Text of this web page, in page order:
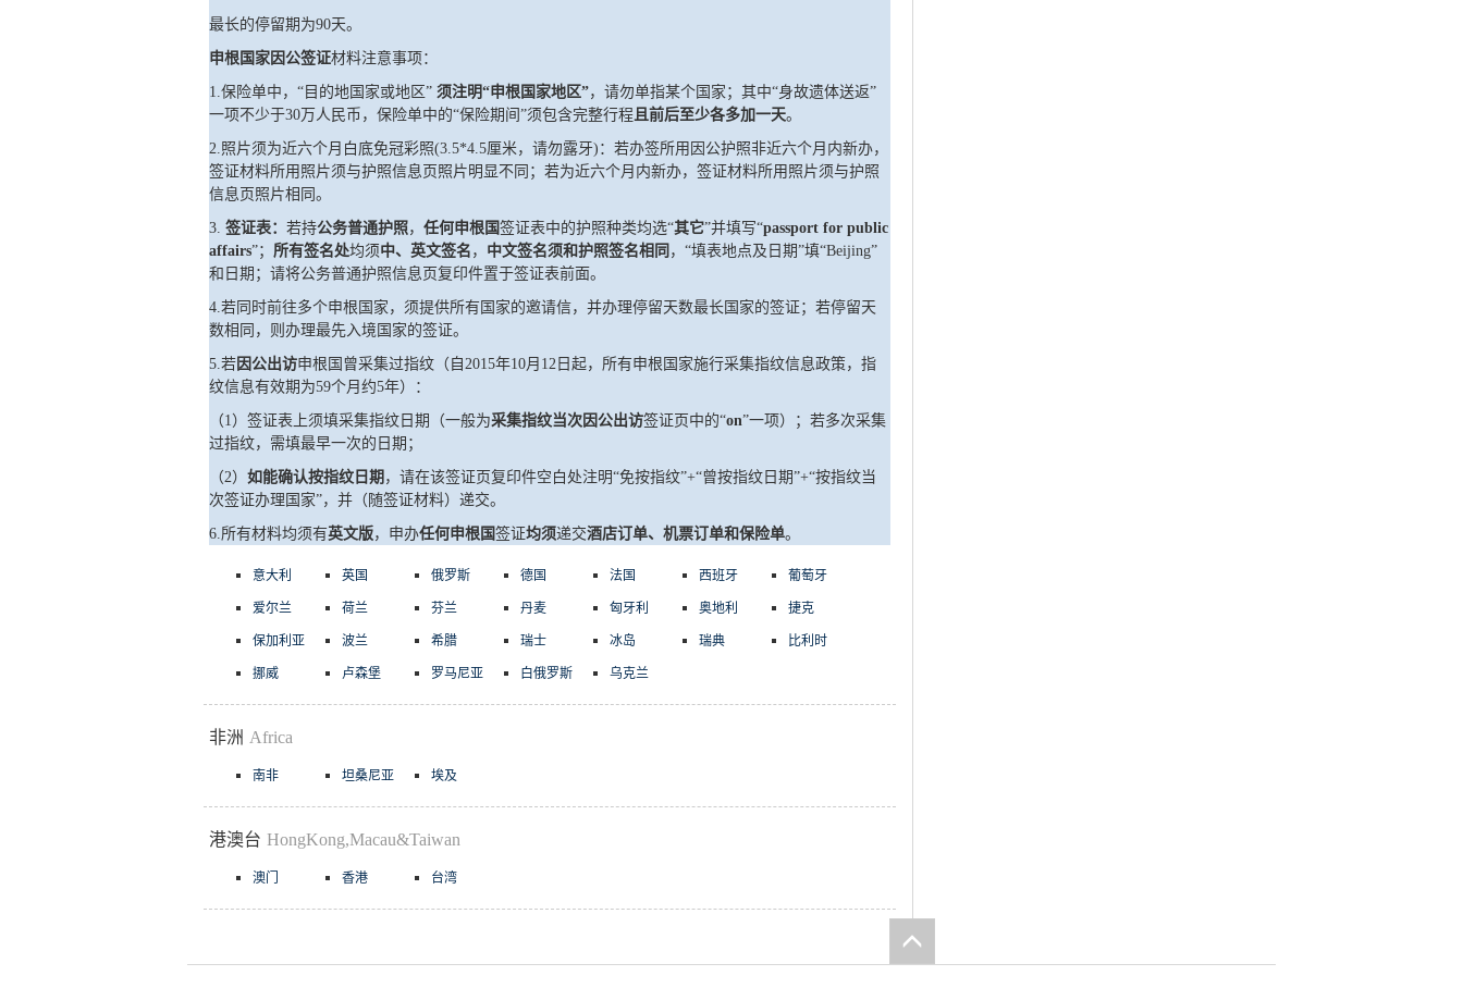
最长的停留期为90天。
申根国家因公签证材料注意事项：
1.保险单中， “目的地国家或地区” 须注明“申根国家地区”，请勿单指某个国家；其中“身故遗体送返”
一项不少于30万人民币，保险单中的“保险期间”须包含完整行程且前后至少各多加一天。
2.照片须为近六个月白底免冠彩照(3.5*4.5厘米，请勿露牙)：若办签所用因公护照非近六个月内新办，
签证材料所用照片须与护照信息页照片明显不同；若为近六个月内新办，签证材料所用照片须与护照
信息页照片相同。
3. 签证表： 若持公务普通护照， 任何申根国签证表中的护照种类均选“其它”并填写“passport for public
affairs”； 所有签名处均须中、英文签名 ， 中文签名须和护照签名相同 ，“填表地点及日期”填“Beijing”
和日期；请将公务普通护照信息页复印件置于签证表前面。
4.若同时前往多个申根国家，须提供所有国家的邀请信，并办理停留天数最长国家的签证；若停留天
数相同，则办理最先入境国家的签证。
5.若因公出访申根国曾采集过指纹（自 2015年10月 12 日起，所有申根国家施行采集指纹信息政策，指
纹信息有效期为59个月 约5年）：
（1）签证表上须填采集指纹日期（一般为采集指纹当次因公出访签证页中的“on”一项）；若多次采集
过指纹，需填最早一次的日期；
（2） 如能确认按指纹日期 ，请在该签证页复印件空白处注明“免按指纹”+“曾按指纹日期”+“按指纹当
次签证办理国家”，并（随签证材料）递交。
6.所有材料均须有英文版，申办任何申根国签证均须递交酒店订单、机票订单和保险单。
意大利 英国 俄罗斯 德国 法国 西班牙 葡萄牙
爱尔兰 荷兰 芬兰 丹麦 匈牙利 奥地利 捷克
保加利亚 波兰 希腊 瑞士 冰岛 瑞典 比利时
挪威 卢森堡 罗马尼亚 白俄罗斯 乌克兰
非洲 Africa
南非 坦桑尼亚 埃及
港澳台 HongKong,Macau&Taiwan
澳门 香港 台湾